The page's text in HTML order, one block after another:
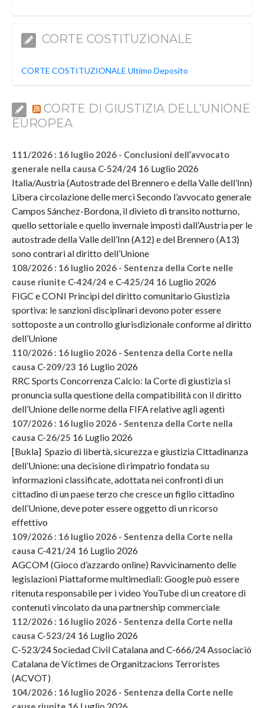
CORTE COSTITUZIONALE
CORTE COSTITUZIONALE Ultimo Deposito
CORTE DI GIUSTIZIA DELL’UNIONE
EUROPEA
111/2026 : 16 luglio 2026 - Conclusioni dell’avvocato
generale nella causa C-524/24 16 Luglio 2026
Italia/Austria (Autostrade del Brennero e della Valle dell’Inn)
Libera circolazione delle merci Secondo l’avvocato generale
Campos Sánchez-Bordona, il divieto di transito notturno,
quello settoriale e quello invernale imposti dall’Austria per le
autostrade della Valle dell’Inn (A12) e del Brennero (A13)
sono contrari al diritto dell’Unione
108/2026 : 16 luglio 2026 - Sentenza della Corte nelle
cause riunite C-424/24 e C-425/24 16 Luglio 2026
FIGC e CONI Principi del diritto comunitario Giustizia
sportiva: le sanzioni disciplinari devono poter essere
sottoposte a un controllo giurisdizionale conforme al diritto
dell’Unione
110/2026 : 16 luglio 2026 - Sentenza della Corte nella
causa C-209/23 16 Luglio 2026
RRC Sports Concorrenza Calcio: la Corte di giustizia si
pronuncia sulla questione della compatibilità con il diritto
dell’Unione delle norme della FIFA relative agli agenti
107/2026 : 16 luglio 2026 - Sentenza della Corte nella
causa C-26/25 16 Luglio 2026
[Bukla] Spazio di libertà, sicurezza e giustizia Cittadinanza
dell’Unione: una decisione di rimpatrio fondata su
informazioni classificate, adottata nei confronti di un
cittadino di un paese terzo che cresce un figlio cittadino
dell’Unione, deve poter essere oggetto di un ricorso
effettivo
109/2026 : 16 luglio 2026 - Sentenza della Corte nella
causa C-421/24 16 Luglio 2026
AGCOM (Gioco d’azzardo online) Ravvicinamento delle
legislazioni Piattaforme multimediali: Google può essere
ritenuta responsabile per i video YouTube di un creatore di
contenuti vincolato da una partnership commerciale
112/2026 : 16 luglio 2026 - Sentenza della Corte nella
causa C-523/24 16 Luglio 2026
C-523/24 Sociedad Civil Catalana and C-666/24 Associació
Catalana de Víctimes de Organitzacions Terroristes
(ACVOT)
104/2026 : 16 luglio 2026 - Sentenza della Corte nelle
16 Luglio 2026